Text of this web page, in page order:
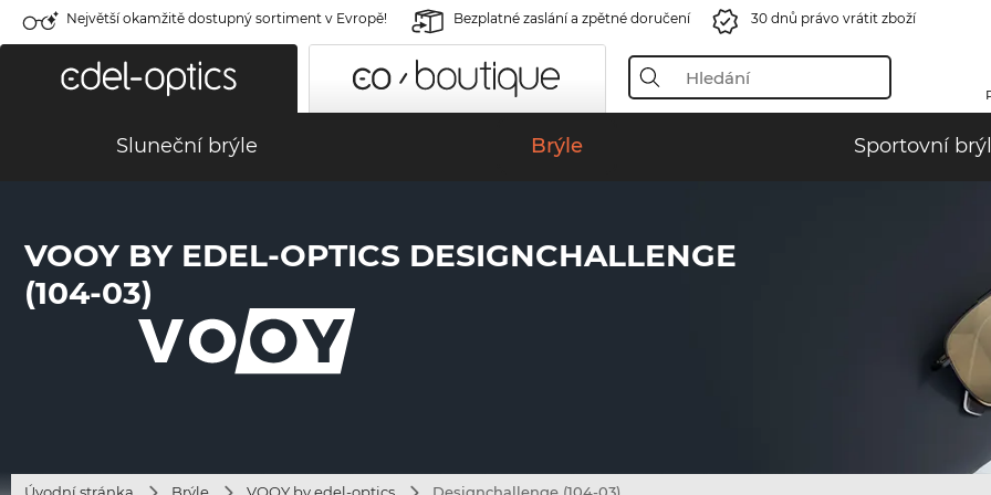
Největší okamžitě dostupný sortiment v Evropě! Bezplatné zaslání a zpětné doručení 30 dnů právo vrátit zboží
Sluneční brýle Brýle Sportovní
VOOY BY EDEL-OPTICS DESIGNCHALLENGE
(104-03)